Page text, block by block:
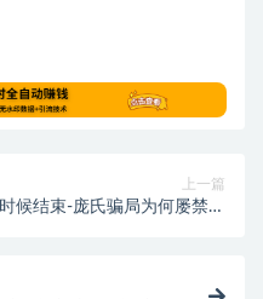
上一篇
候结束-庞氏骗局为何屡禁不